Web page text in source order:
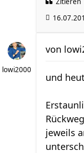
lowi2000
von
und
jeweils